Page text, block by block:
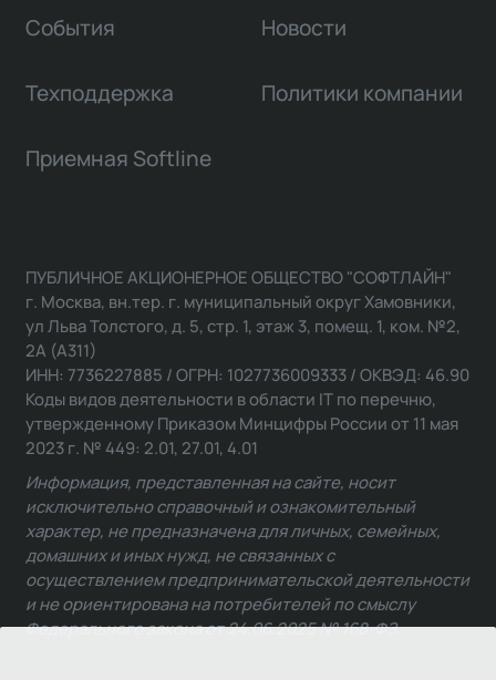
События Новости
Техподдержка Политики компании
Приемная Softline
ПУБЛИЧНОЕ АКЦИОНЕРНОЕ ОБЩЕСТВО "СОФТЛАЙН"
г. Москва, вн.тер. г. муниципальный округ Хамовники,
ул Льва Толстого, д. 5, стр. 1, этаж 3, помещ. 1, ком. №2,
2А (А311)
ИНН: 7736227885 / ОГРН: 1027736009333 / ОКВЭД: 46.90
Коды видов деятельности в области IT по перечню,
утвержденному Приказом Минцифры России от 11 мая
2023 г. № 449: 2.01, 27.01, 4.01
Информация, представленная на сайте, носит
исключительно справочный и ознакомительный
характер, не предназначена для личных, семейных,
домашних и иных нужд, не связанных с
осуществлением предпринимательской деятельности
и не ориентирована на потребителей по смыслу
Федерального закона от 24.06.2025 № 168-ФЗ.